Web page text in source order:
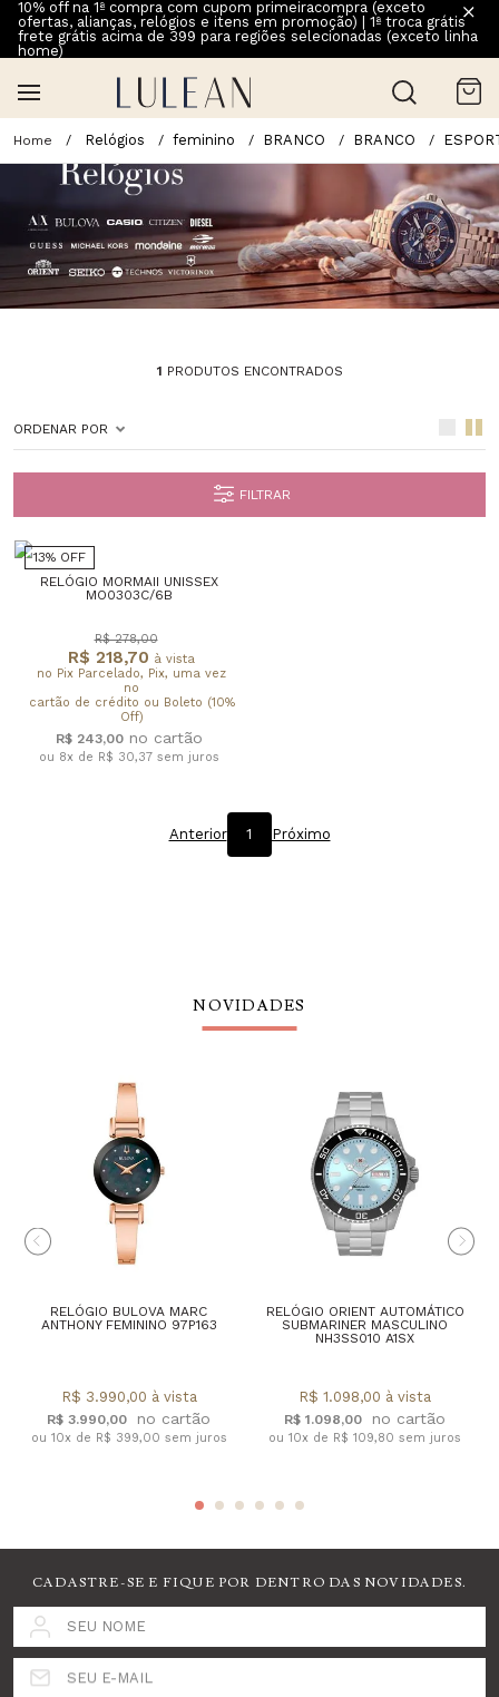
10% off na 1ª compra com cupom primeiracompra (exceto
ofertas, alianças, relógios e itens em promoção) | 1ª troca grátis
frete grátis acima de 399 para regiões selecionadas (exceto linha
home)
Relógios feminino BRANCO BRANCO
1 PRODUTOS ENCONTRADOS
ORDENAR POR
FILTRAR
13% OFF
RELÓGIO MORMAII UNISSEX
MO0303C/6B
R$ 218,70 à vista
no Pix Parcelado, Pix, uma vez
no
cartão de crédito ou Boleto (10%
Off)
R$ 278,00
R$ 243,00
ou 8x de R$ 30,37 sem juros
Anterior 1 Próximo
NOVIDADES
RELÓGIO BULOVA MARC
ANTHONY FEMININO 97P163
R$ 3.990,00
R$ 3.990,00 à vista
ou 10x de R$ 399,00 sem juros
RELÓGIO ORIENT AUTOMÁTICO
SUBMARINER MASCULINO
NH3SS010 A1SX
R$ 1.098,00
R$ 1.098,00 à vista
ou 10x de R$ 109,80 sem juros
CADASTRE-SE E FIQUE POR DENTRO DAS NOVIDADES.
SEU NOME
SEU E-MAIL